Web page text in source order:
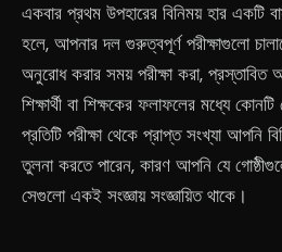
একবার প্রথম উপহারের বিনিময় হার একটি
হলে, আপনার দল গুরুত্বপূর্ণ পরীক্ষাগুলো
অনুরোধ করার সময় পরীক্ষা করা, প্রস্তাবিত
শিক্ষার্থী বা শিক্ষকের ফলাফলের মধ্যে
প্রতিটি পরীক্ষা থেকে প্রাপ্ত সংখ্যা আপনি
তুলনা করতে পারেন, কারণ আপনি যে
সেগুলো একই সংজ্ঞায় সংজ্ঞায়িত থাকে।